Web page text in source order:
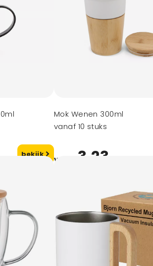
bekijk
Mok Wenen 300ml
vanaf 10 stuks
vanaf 3,23